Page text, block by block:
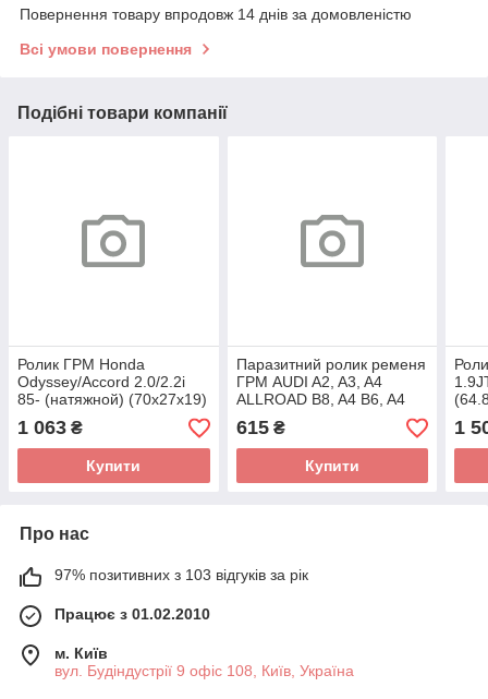
Повернення товару впродовж 14 днів за домовленістю
Всі умови повернення
Подібні товари компанії
Ролик ГРМ Honda
Odyssey/Accord 2.0/2.2i
85- (натяжной) (70х27х19)
ATB2237 (DAYCO)
1 063 ₴
Купити
Паразитний ролик ременя
ГРМ AUDI A2, A3, A4
ALLROAD B8, A4 B6, A4
B7, A4 B8, A5, A6 C5, A6
C6, Q5, TT CHRYSLER
615₴
Купити
1
Про нас
97% позитивних з 103 відгуків за рік
Працює з 01.02.2010
м. Київ
вул. Будіндустрії 9 офіс 108, Київ, Україна